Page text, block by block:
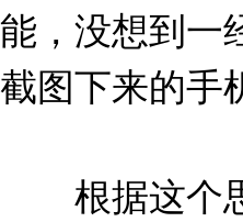
能，没想到一
截图下来的手
根据这个思